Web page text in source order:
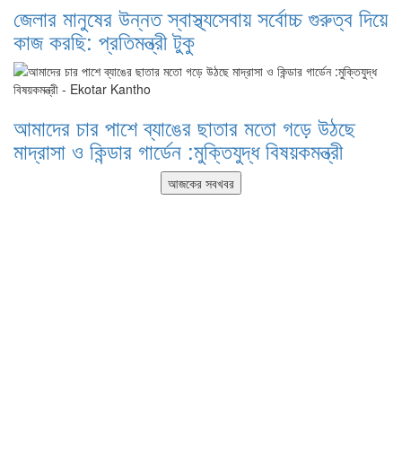
জেলার মানুষের উন্নত স্বাস্থ্যসেবায় সর্বোচ্চ গুরুত্ব দিয়ে
কাজ করছি: প্রতিমন্ত্রী টুকু
আমাদের চার পাশে ব্যাঙের ছাতার মতো গড়ে উঠছে
মাদ্রাসা ও কিন্ডার গার্ডেন :মুক্তিযুদ্ধ বিষয়কমন্ত্রী